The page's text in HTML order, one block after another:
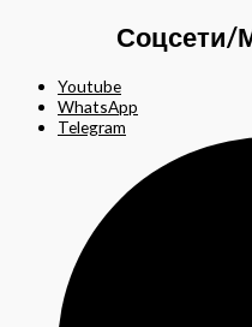
Соцсети/
Youtube
WhatsApp
Telegram